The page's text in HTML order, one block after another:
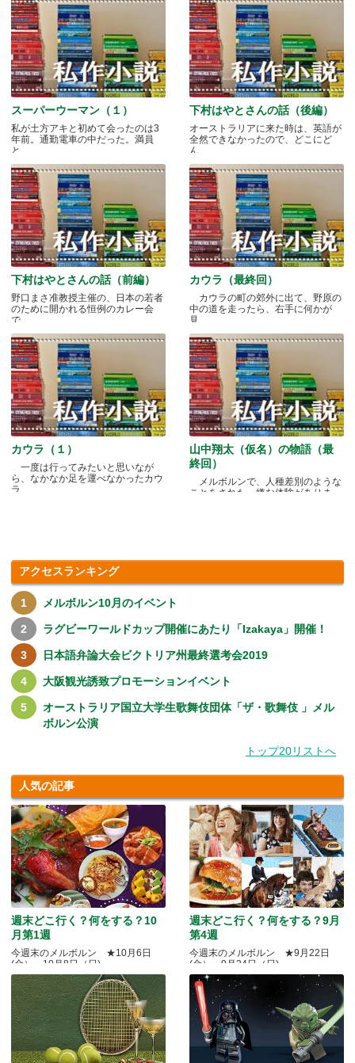
スーパーウーマン（１）
私が土方アキと初めて会ったのは3
年前。通勤電車の中だった。満員
と.....
下村はやとさんの話（後編）
オーストラリアに来た時は、英語が
全然できなかったので、どこにど
ん.....
下村はやとさんの話（前編）
野口まさ准教授主催の、日本の若者
のために開かれる恒例のカレー会
で.....
カウラ（最終回）
カウラの町の郊外に出て、野原の
中の道を走ったら、右手に何かが
見.....
カウラ（１）
一度は行ってみたいと思いなが
ら、なかなか足を運べなかったカウ
ラ.....
山中翔太（仮名）の物語（最
終回）
メルボルンで、人種差別のような
ことをされた、嫌な体験がありま
アクセスランキング
メルボルン10月のイベント
ラグビーワールドカップ開催にあたり「Izakaya」開催！
日本語弁論大会ビクトリア州最終選考会2019
大阪観光誘致プロモーションイベント
オーストラリア国立大学生歌舞伎団体「ザ・歌舞伎 」メル
ボルン公演
トップ20リストへ
人気の記事
週末どこ行く？何をする？10
月第1週
今週末のメルボルン ★10月6日
(金）～10月8日（日)
週末どこ行く？何をする？9月
第4週
今週末のメルボルン ★9月22日
(金）～9月24日（日)